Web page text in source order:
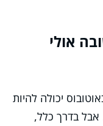
אולי
יכולה להיות
אבל בדרך כלל,